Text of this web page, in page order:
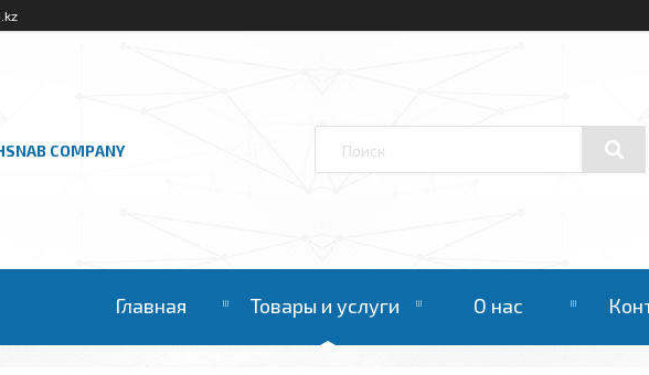
COMPANY
Главная Товары и услуги О нас